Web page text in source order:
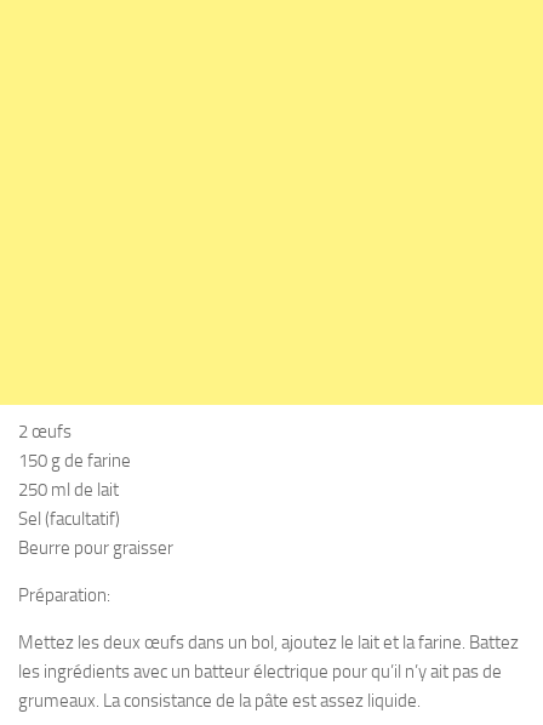
2 œufs
150 g de farine
250 ml de lait
Sel (facultatif)
Beurre pour graisser
Préparation:
Mettez les deux œufs dans un bol, ajoutez le lait et la farine. Battez
les ingrédients avec un batteur électrique pour qu’il n’y ait pas de
grumeaux. La consistance de la pâte est assez liquide.